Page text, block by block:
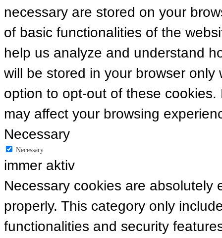
necessary are stored on your
of basic functionalities of the
help us analyze and understand
will be stored in your browser
option to opt-out of these
may affect your browsing
Necessary
Necessary
immer aktiv
Necessary cookies are
properly. This category only
functionalities and security